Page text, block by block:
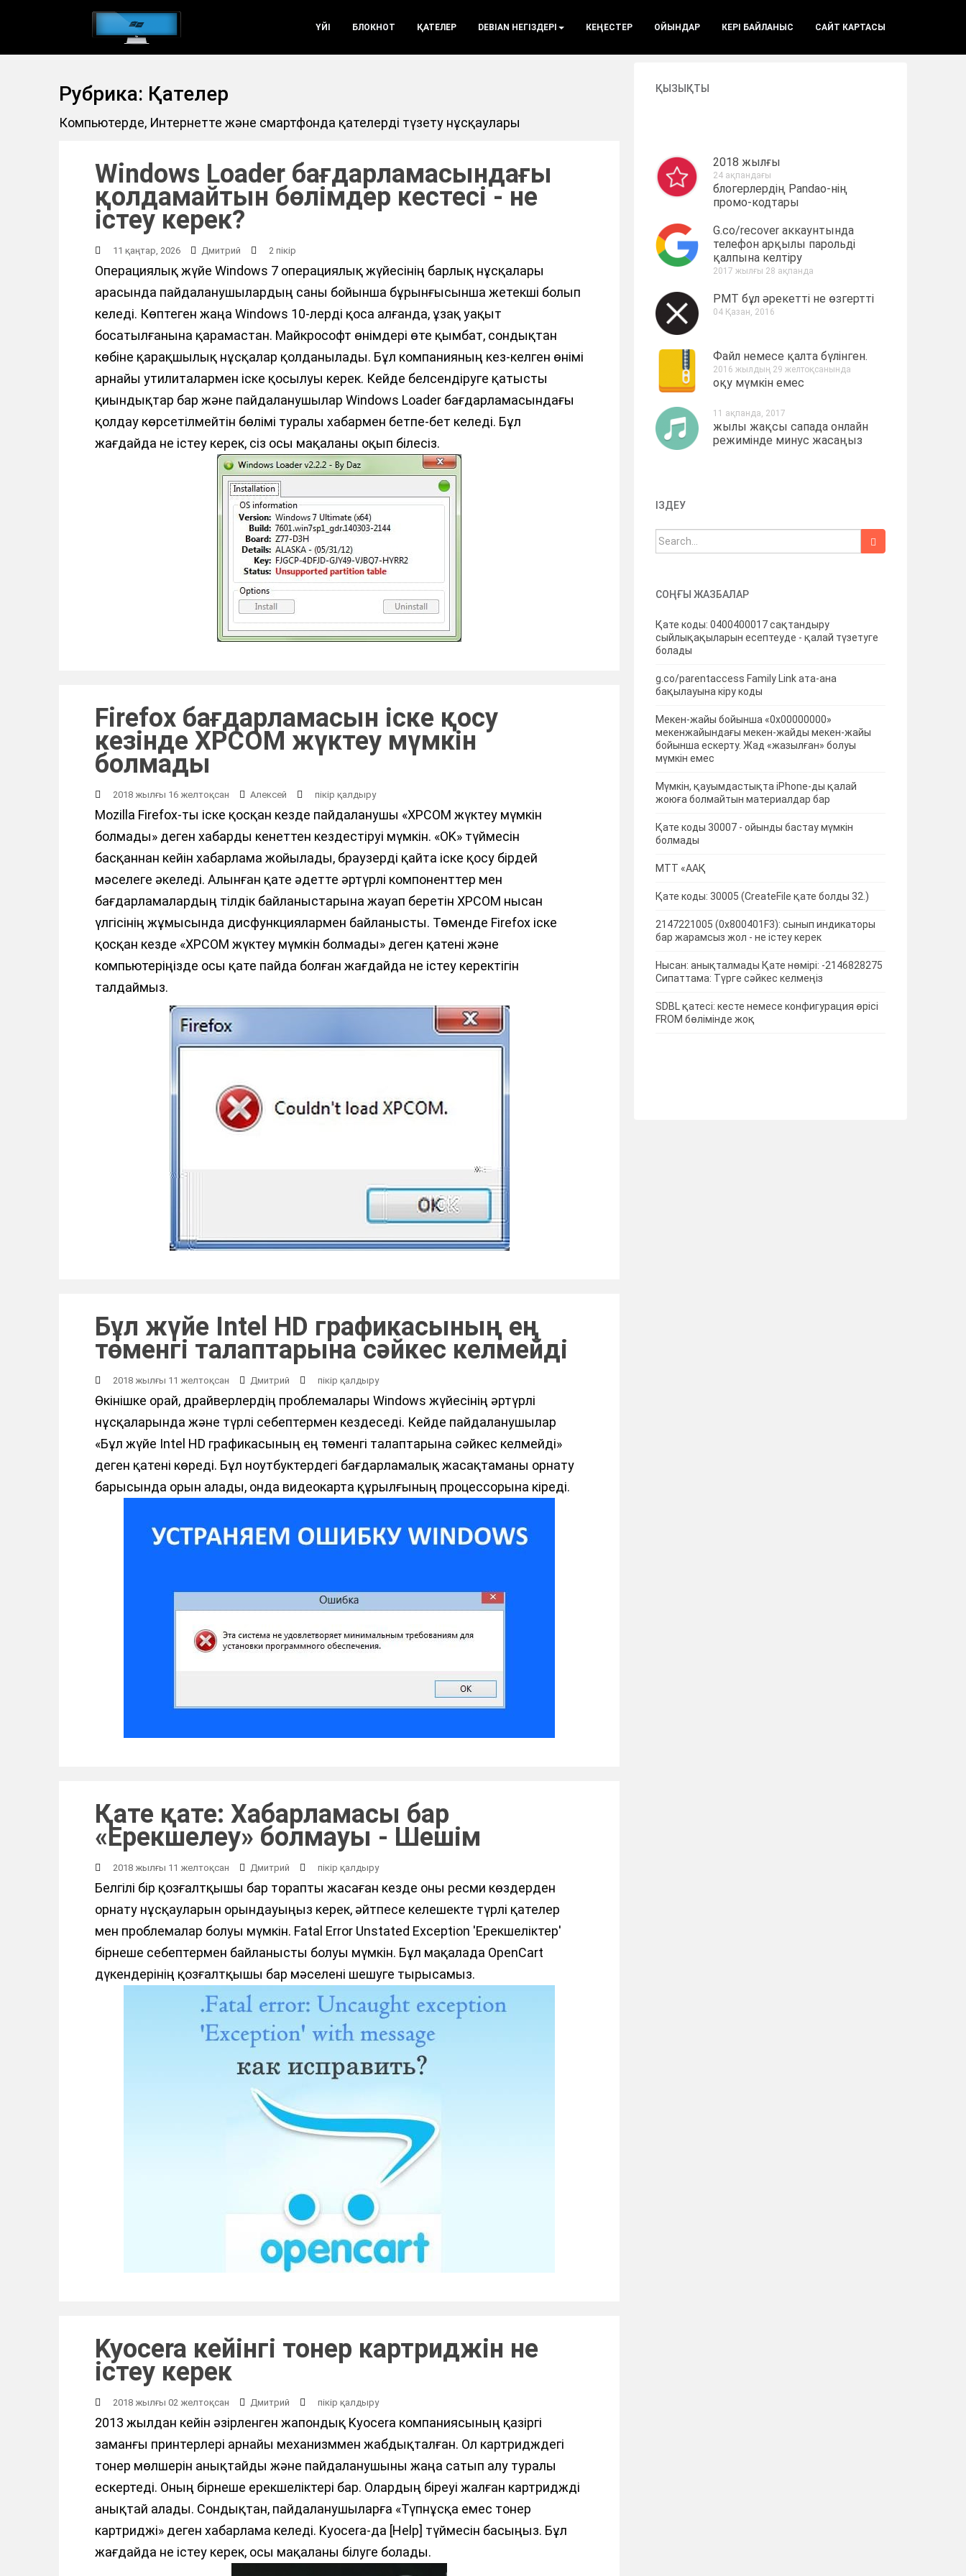
г
ҮЙІ БЛОКНОТ ҚАТЕЛЕР DEBIAN НЕГІЗДЕРІ КЕҢЕСТЕР ОЙЫНДАР КЕРІ БАЙЛАНЫС САЙТ КАРТАСЫ
Рубрика: Қателер
Компьютерде, Интернетте және смартфонда қателерді түзету нұсқаулары
Windows Loader бағдарламасындағы
қолдамайтын бөлімдер кестесі - не
істеу керек?
11 қаңтар, 2026 Дмитрий 2 пікір
Операциялық жүйе Windows 7 операциялық жүйесінің барлық нұсқалары
арасында пайдаланушылардың саны бойынша бұрынғысынша жетекші болып
келеді. Көптеген жаңа Windows 10-лерді қоса алғанда, ұзақ уақыт
босатылғанына қарамастан. Майкрософт өнімдері өте қымбат, сондықтан
көбіне қарақшылық нұсқалар қолданылады. Бұл компанияның кез-келген өнімі
арнайы утилиталармен іске қосылуы керек. Кейде белсендіруге қатысты
қиындықтар бар және пайдаланушылар Windows Loader бағдарламасындағы
қолдау көрсетілмейтін бөлімі туралы хабармен бетпе-бет келеді. Бұл
жағдайда не істеу керек, сіз осы мақаланы оқып білесіз.
Firefox бағдарламасын іске қосу
кезінде XPCOM жүктеу мүмкін
болмады
2018 жылғы 16 желтоқсан Алексей пікір қалдыру
Mozilla Firefox-ты іске қосқан кезде пайдаланушы «XPCOM жүктеу мүмкін
болмады» деген хабарды кенеттен кездестіруі мүмкін. «OK» түймесін
басқаннан кейін хабарлама жойылады, браузерді қайта іске қосу бірдей
мәселеге әкеледі. Алынған қате әдетте әртүрлі компоненттер мен
бағдарламалардың тілдік байланыстарына жауап беретін XPCOM нысан
үлгісінің жұмысында дисфункциялармен байланысты. Төменде Firefox іске
қосқан кезде «XPCOM жүктеу мүмкін болмады» деген қатені және
компьютеріңізде осы қате пайда болған жағдайда не істеу керектігін
талдаймыз.
Бұл жүйе Intel HD графикасының ең
төменгі талаптарына сәйкес келмейді
2018 жылғы 11 желтоқсан Дмитрий пікір қалдыру
Өкінішке орай, драйверлердің проблемалары Windows жүйесінің әртүрлі
нұсқаларында және түрлі себептермен кездеседі. Кейде пайдаланушылар
«Бұл жүйе Intel HD графикасының ең төменгі талаптарына сәйкес келмейді»
деген қатені көреді. Бұл ноутбуктердегі бағдарламалық жасақтаманы орнату
барысында орын алады, онда видеокарта құрылғының процессорына кіреді.
Қате қате: Хабарламасы бар
«Ерекшелеу» болмауы - Шешім
2018 жылғы 11 желтоқсан Дмитрий пікір қалдыру
Белгілі бір қозғалтқышы бар торапты жасаған кезде оны ресми көздерден
орнату нұсқауларын орындауыңыз керек, әйтпесе келешекте түрлі қателер
мен проблемалар болуы мүмкін. Fatal Error Unstated Exception 'Ерекшеліктер'
бірнеше себептермен байланысты болуы мүмкін. Бұл мақалада OpenCart
дүкендерінің қозғалтқышы бар мәселені шешуге тырысамыз.
Kyocera кейінгі тонер картриджін не
істеу керек
2018 жылғы 02 желтоқсан Дмитрий пікір қалдыру
2013 жылдан кейін әзірленген жапондық Kyocera компаниясының қазіргі
заманғы принтерлері арнайы механизммен жабдықталған. Ол картридждегі
тонер мөлшерін анықтайды және пайдаланушыны жаңа сатып алу туралы
ескертеді. Оның бірнеше ерекшеліктері бар. Олардың біреуі жалған картриджді
анықтай алады. Сондықтан, пайдаланушыларға «Түпнұсқа емес тонер
картриджі» деген хабарлама келеді. Kyocera-да [Help] түймесін басыңыз. Бұл
жағдайда не істеу керек, осы мақаланы білуге ​​болады.
ҚЫЗЫҚТЫ
2018 жылғы
24 ақпандағы
блогерлердің Pandao-нің
промо-кодтары
G.co/recover аккаунтында
телефон арқылы парольді
қалпына келтіру
2017 жылғы 28 ақпанда
PMT бұл әрекетті не өзгертті
04 Қазан, 2016
Файл немесе қалта бүлінген.
2016 жылдың 29 желтоқсанында
оқу мүмкін емес
11 ақпанда, 2017
жылы жақсы сапада онлайн
режимінде минус жасаңыз
ІЗДЕУ
Іздеу:
СОҢҒЫ ЖАЗБАЛАР
Қате коды: 0400400017 сақтандыру
сыйлықақыларын есептеуде - қалай түзетуге
болады
g.co/parentaccess Family Link ата-ана
бақылауына кіру коды
Мекен-жайы бойынша «0x00000000»
мекенжайындағы мекен-жайды мекен-жайы
бойынша ескерту. Жад «жазылған» болуы
мүмкін емес
Мүмкін, қауымдастықта iPhone-ды қалай
жоюға болмайтын материалдар бар
Қате коды 30007 - ойынды бастау мүмкін
болмады
МТТ «ААҚ
Қате коды: 30005 (CreateFile қате болды 32.)
2147221005 (0x800401F3): сынып индикаторы
бар жарамсыз жол - не істеу керек
Нысан: анықталмады Қате нөмірі: -2146828275
Сипаттама: Түрге сәйкес келмеңіз
SDBL қатесі: кесте немесе конфигурация өрісі
FROM бөлімінде жоқ